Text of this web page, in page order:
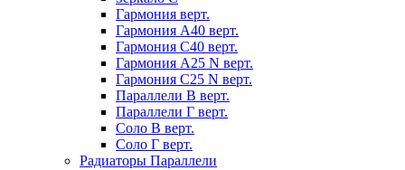
Гармония верт.
Гармония А40 верт.
Гармония С40 верт.
Гармония А25 N верт.
Гармония С25 N верт.
Параллели В верт.
Параллели Г верт.
Соло В верт.
Соло Г верт.
Радиаторы Параллели